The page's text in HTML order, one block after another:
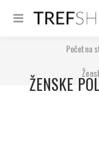
Početna
ŽENSKE